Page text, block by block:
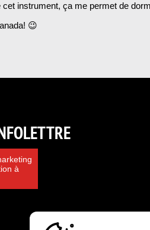
cet instrument, ça me permet de
😉
à